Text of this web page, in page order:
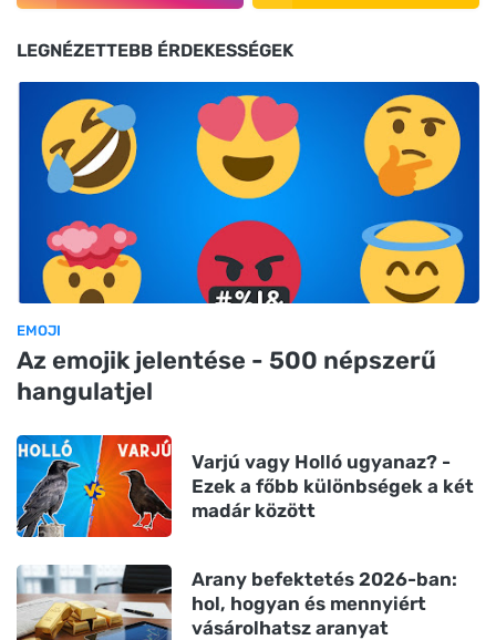
LEGNÉZETTEBB ÉRDEKESSÉGEK
EMOJI
Az emojik jelentése - 500 népszerű
hangulatjel
Varjú vagy Holló ugyanaz? -
Ezek a főbb különbségek a két
madár között
Arany befektetés 2026-ban:
hol, hogyan és mennyiért
vásárolhatsz aranyat